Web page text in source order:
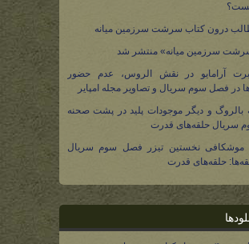
درون کتاب سرشت سرزمین میانه
سرزمین میانه» منتشر شد
آرامایو در نقش الروس، عدم حضور
در فصل سوم سریال و تصاویر مجله امپایر
بالروگ و دیگر موجودات پلید در پشت صحنه
سریال حلقه‌های قدرت
موشکافی نخستین تیزر فصل سوم سریال
حلقه‌های قدرت